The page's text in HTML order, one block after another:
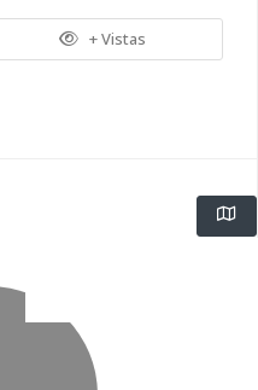
+ Vistas